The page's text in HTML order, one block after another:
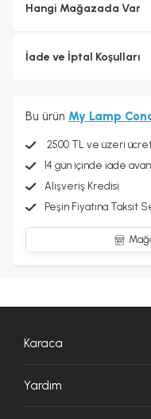
Hangi Mağazada Var
İade ve İptal Koşulları
Bu ürün My Lamp
2500 TL ve üzeri
14 gün içinde iade
Alışveriş Kredisi
Peşin Fiyatına Taksit
Karaca
Yardım